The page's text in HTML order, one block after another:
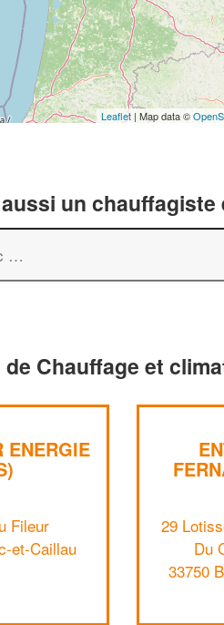
Leaflet | Map data ©
un
Chauffage et
ENERGIE
Fileur
et-Caillau
29
Du
33750